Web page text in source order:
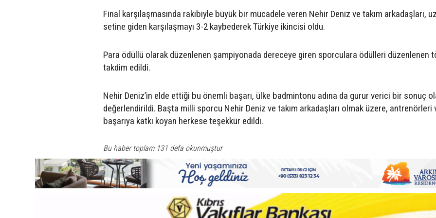
Final karşılaşmasında rakibiyle büyük bir mücadele veren Nehir Deniz ve takım arkadaşları,
setine giden karşılaşmayı 3-2 kaybederek Türkiye ikincisi oldu.
Para ödüllü olarak düzenlenen şampiyonada dereceye giren sporculara ödülleri düzenlenen
takdim edildi.
Nehir Deniz’in elde ettiği bu önemli başarı, ülke badmintonu adına da gurur verici bir sonuç
değerlendirildi. Başta milli sporcu Nehir Deniz ve takım arkadaşları olmak üzere, antrenörleri
başarıya katkı koyan herkese teşekkür edildi.
Bu haber toplam 131 defa okunmuştur